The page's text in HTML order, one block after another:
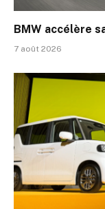
BMW accélère
7 août 2026